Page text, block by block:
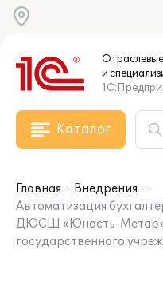
Отраслевые
и
Каталог
Главная
Внедрения
Автоматизация
ДЮСШ «Юность-Метар»
государственного